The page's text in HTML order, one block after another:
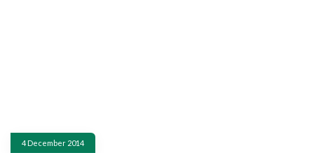
4 December 2014